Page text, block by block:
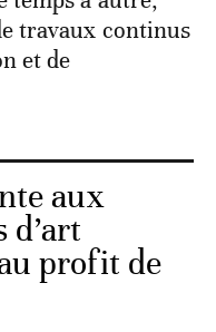
travaux continus
et de
aux
d’art
profit de